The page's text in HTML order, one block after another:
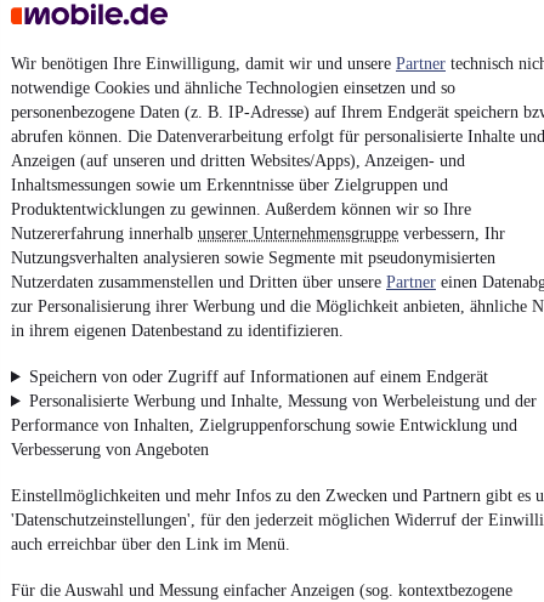
Wir benötigen Ihre Einwilligung, damit wir und unsere Partner technisch
notwendige Cookies und ähnliche Technologien einsetzen und so
personenbezogene Daten (z. B. IP-Adresse) auf Ihrem Endgerät speichern
abrufen können. Die Datenverarbeitung erfolgt für personalisierte Inhalte und
Anzeigen (auf unseren und dritten Websites/Apps), Anzeigen- und
Inhaltsmessungen sowie um Erkenntnisse über Zielgruppen und
Produktentwicklungen zu gewinnen. Außerdem können wir so Ihre
Nutzererfahrung innerhalb unserer Unternehmensgruppe verbessern, Ihr
Nutzungsverhalten analysieren sowie Segmente mit pseudonymisierten
Nutzerdaten zusammenstellen und Dritten über unsere Partner einen
zur Personalisierung ihrer Werbung und die Möglichkeit anbieten, ähnliche
in ihrem eigenen Datenbestand zu identifizieren.
Speichern von oder Zugriff auf Informationen auf einem Endgerät
Personalisierte Werbung und Inhalte, Messung von Werbeleistung und der
Performance von Inhalten, Zielgruppenforschung sowie Entwicklung und
Verbesserung von Angeboten
Einstellmöglichkeiten und mehr Infos zu den Zwecken und Partnern gibt es
'Datenschutzeinstellungen', für den jederzeit möglichen Widerruf der
auch erreichbar über den Link im Menü.
Für die Auswahl und Messung einfacher Anzeigen (sog. kontextbezogene
Unfallfrei•EZ 01/2017• 112.659 km•70 kW (95 PS)•Diesel
Kontakt
¹ MwSt. ausweisbar
4.6 Sterne
Nutze mobile.de schnell und einfach
Impressum
Vertrag widerrufen
Datenschutz